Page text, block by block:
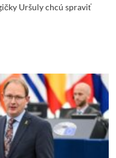
Uršuly chcú spraviť